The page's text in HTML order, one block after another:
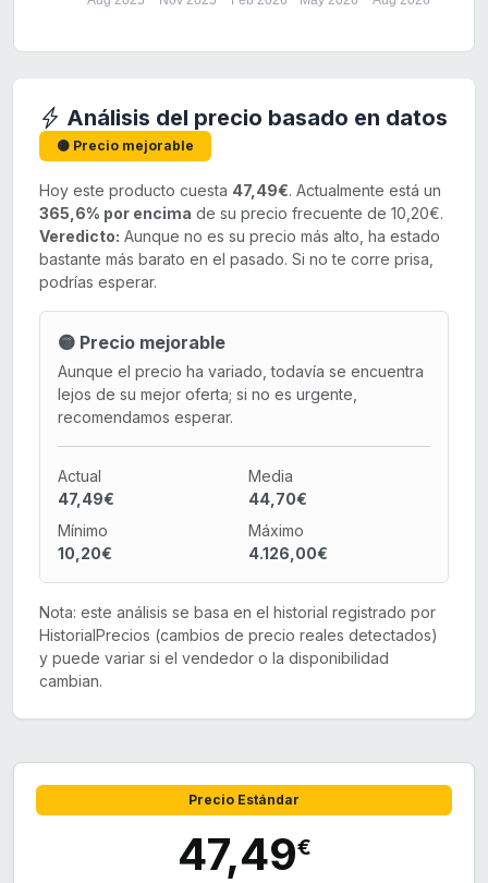
Análisis del precio basado en datos
🟡 Precio mejorable
Hoy este producto cuesta 47,49€. Actualmente está un
365,6% por encima de su precio frecuente de 10,20€.
Veredicto: Aunque no es su precio más alto, ha estado
bastante más barato en el pasado. Si no te corre prisa,
podrías esperar.
🟡 Precio mejorable
Aunque el precio ha variado, todavía se encuentra
lejos de su mejor oferta; si no es urgente,
recomendamos esperar.
Actual
47,49€
Media
44,70€
Mínimo
10,20€
Máximo
4.126,00€
Nota: este análisis se basa en el historial registrado por
HistorialPrecios (cambios de precio reales detectados)
y puede variar si el vendedor o la disponibilidad
cambian.
Precio Estándar
47,49€